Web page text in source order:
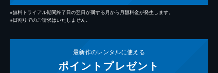
※無料トライアル期間終了日の翌日が属する月から月額料金が発生します。
※日割りでのご請求はいたしません。
最新作のレンタルに使える
ポイント プレゼント